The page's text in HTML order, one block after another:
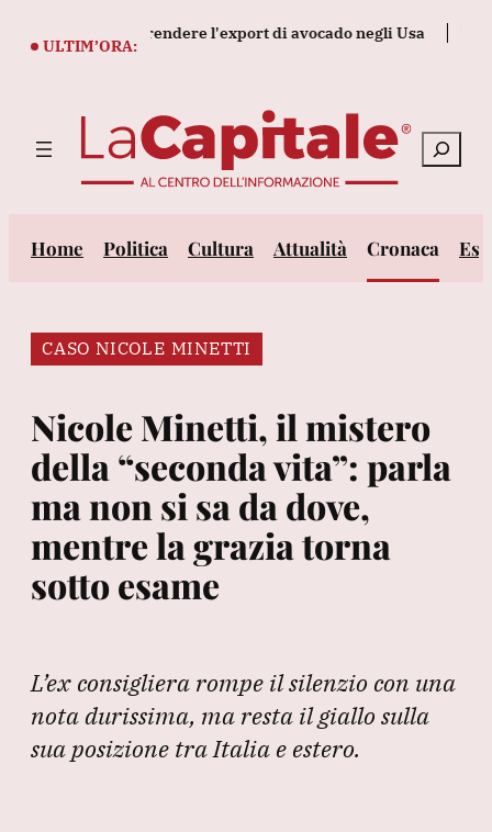
ULTIM’ORA:
misure per riprendere l'export di avocado negli Usa
Cerca
Home Politica Cultura Attualità Cronaca
CASO NICOLE MINETTI
Nicole Minetti, il mistero
della “seconda vita”: parla
ma non si sa da dove,
mentre la grazia torna
sotto esame
L’ex consigliera rompe il silenzio con una
nota durissima, ma resta il giallo sulla
sua posizione tra Italia e estero.